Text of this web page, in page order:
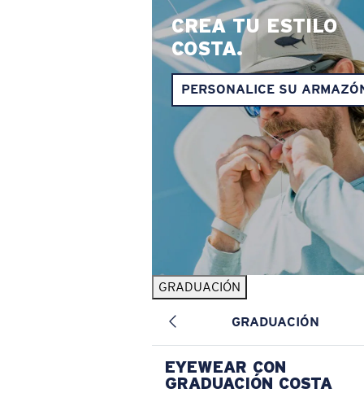
CREA TU ESTILO
COSTA.
PERSONALICE SU
GRADUACIÓN
GRADUACIÓN
EYEWEAR CON
GRADUACIÓN COSTA